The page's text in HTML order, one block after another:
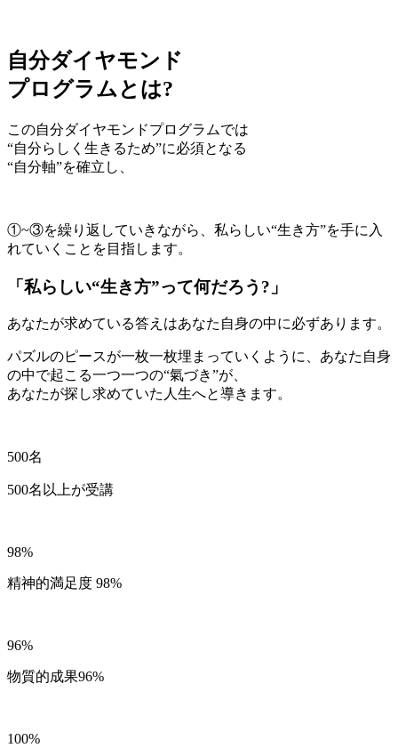
自分ダイヤモン ド
プロ グラム とは?
この自分ダイヤモンドプログラムでは
“自分らしく生きるため”に必須となる
“自分軸”を確立し、
①~③を繰り返していきながら、私らしい“生き方”を手に入
れていくことを目指します。
「私らしい“生き方”って何だろう?」
あなたが求めている答えはあなた自身の中に必ずあります。
パズルのピースが一枚一枚埋まっていくように、あなた自身
の中で起こる一つ一つの“氣づき”が、
あなたが探し求めていた人生へと導きます。
500名
500名以上が受講
98%
精神的満足度 98%
96%
物質的成果96%
100%